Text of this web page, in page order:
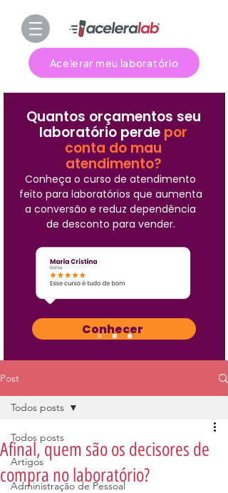
Acelerar meu laboratório
Quantos orçamentos seu
laboratório perde por
conta do mau
atendimento?
Conheça o curso de atendimento
feito para laboratórios que aumenta
a conversão e reduz dependência
de desconto para vender.
Conhecer
Post
Todos posts
Artigos
Administração de Pessoal
Todos posts
Afinal, quem são os decisores de
compra no laboratório?